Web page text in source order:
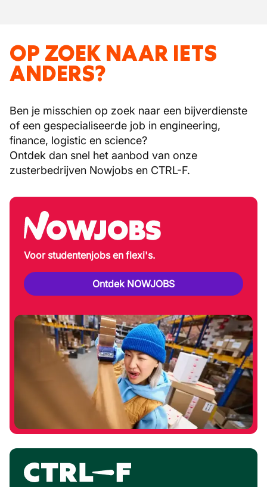
OP ZOEK NAAR IETS
ANDERS?
Ben je misschien op zoek naar een bijverdienste
of een gespecialiseerde job in engineering,
finance, logistic en science?
Ontdek dan snel het aanbod van onze
zusterbedrijven Nowjobs en CTRL-F.
Voor studentenjobs en flexi's.
Ontdek NOWJOBS